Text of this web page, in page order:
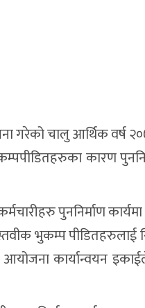
गरेको चालु आर्थिक वर्ष
कारण
पुननिर्माण
भुकम्प पीडितहरुलाई
कार्यान्वयन